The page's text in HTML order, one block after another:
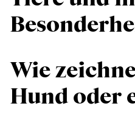
Wie
Hund oder